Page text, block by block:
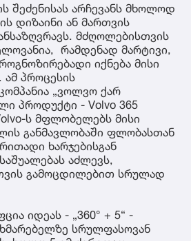
შეძენისას არჩევანს მხოლოდ
დიზაინი ან მართვის
მძღოლებისთვის
რამდენად მარტივი,
იქნება მისი
პროცესის
„ვოლვო ქარ
პროდუქტი - Volvo 365
ს მფლობელებს მისი
განმავლობაში ფლობასთან
ხარჯებისგან
აძლევს,
გამოცდილებით სრულად
იდეას - „360° + 5“ -
სრულფასოვან